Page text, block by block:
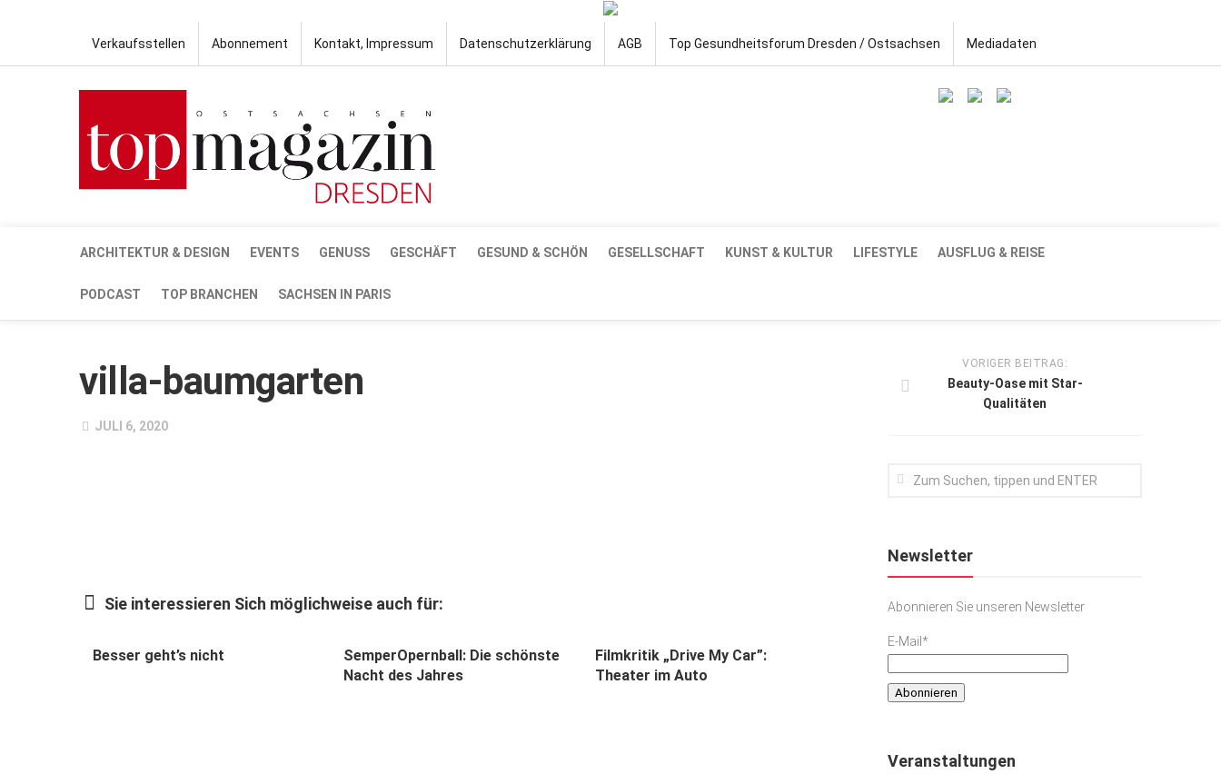
Verkaufsstellen Abonnement Kontakt, Impressum Datenschutzerklärung AGB Top Gesundheitsforum Dresden / Ostsachsen Mediadaten
ARCHITEKTUR & DESIGN EVENTS GENUSS GESCHÄFT GESUND & SCHÖN GESELLSCHAFT KUNST & KULTUR LIFESTYLE AUSFLUG & REISE
PODCAST TOP BRANCHEN SACHSEN IN PARIS
villa-baumgarten
JULI 6, 2020
Sie interessieren Sich möglichweise auch für:
Besser geht’s nicht
SemperOpernball: Die schönste
Nacht des Jahres
Filmkritik „Drive My Car”:
Theater im Auto
VORIGER BEITRAG:
Beauty-Oase mit Star-
Qualitäten
Newsletter
Abonnieren Sie unseren Newsletter
E-Mail*
Veranstaltungen